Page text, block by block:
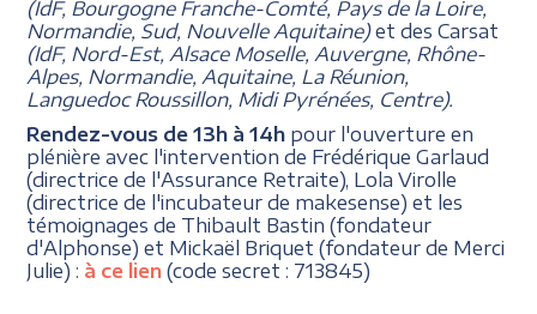
(IdF, Bourgogne Franche-Comté, Pays de la Loire,
Normandie, Sud, Nouvelle Aquitaine)et des Carsat
(IdF, Nord-Est, Alsace Moselle, Auvergne, Rhône-
Alpes, Normandie, Aquitaine, La Réunion,
Languedoc Roussillon, Midi Pyrénées, Centre).
Rendez-vous de 13h à 14h pour l'ouverture en
plénière avec l'intervention de Frédérique Garlaud
(directrice de l'Assurance Retraite), Lola Virolle
(directrice de l'incubateur de makesense) et les
témoignages de Thibault Bastin (fondateur
d'Alphonse) et Mickaël Briquet (fondateur de Merci
Julie) : à ce lien (code secret : 713845)